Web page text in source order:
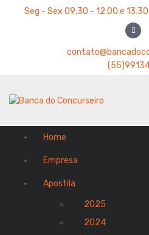
o
Seg - Sex 09:30 - 12:00 e
Home
Empresa
Apostila
2025
2024